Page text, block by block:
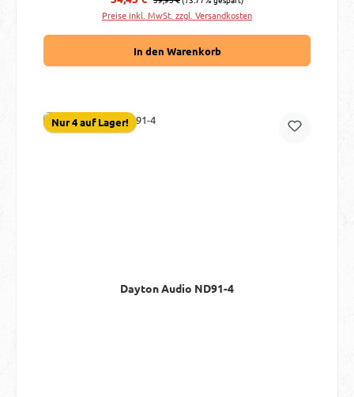
Preise inkl. MwSt. zzgl. Versandkosten
In den Warenkorb
Nur 4 auf Lager!
Dayton Audio ND91-4